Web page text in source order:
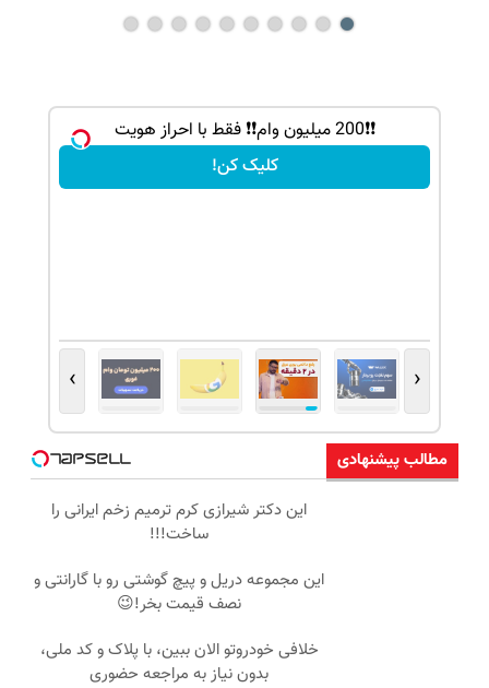
❗❗200 میلیون وام❗❗ فقط با احراز هویت
کلیک کن!
‹
›
مطالب پیشنهادی
این دکتر شیرازی کرم ترمیم زخم ایرانی را
ساخت!!!
این مجموعه دریل و پیچ گوشتی رو با گارانتی و
نصف قیمت بخر!😉
خلافی خودروتو الان ببین، با پلاک و کد ملی،
بدون نیاز به مراجعه حضوری